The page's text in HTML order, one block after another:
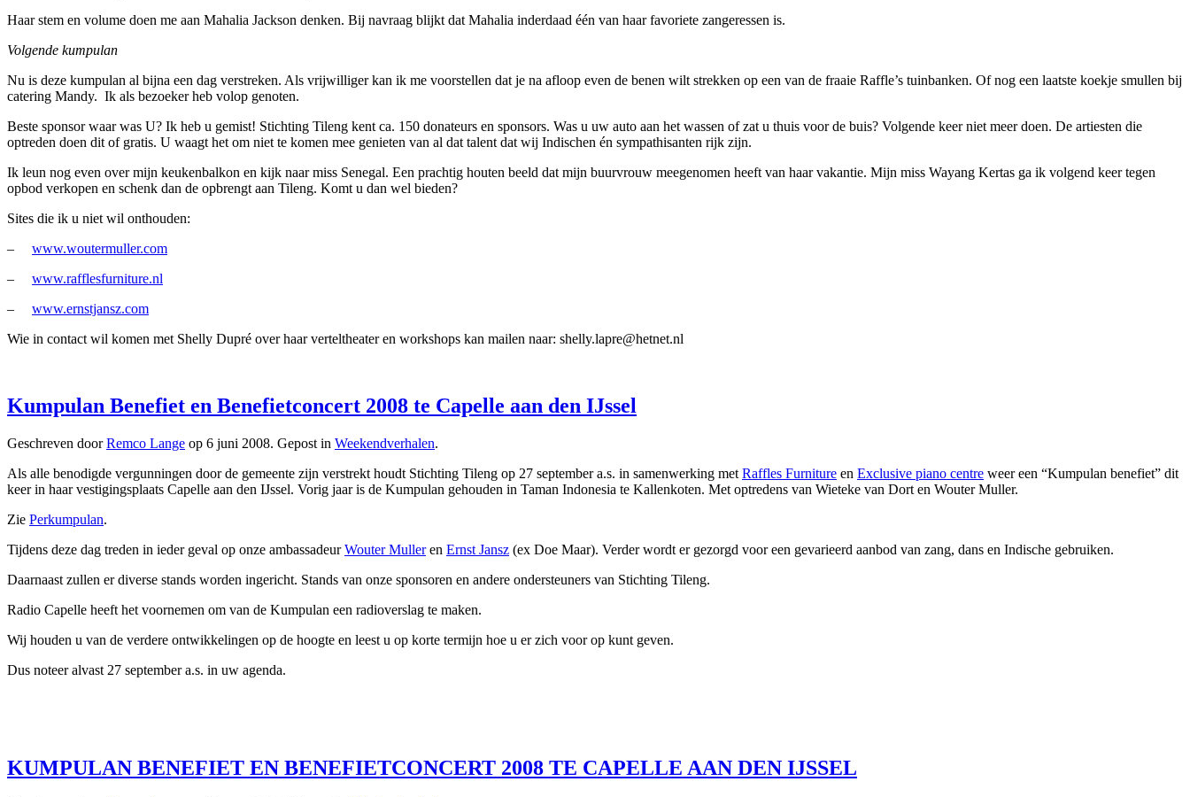
Haar stem en volume doen me aan Mahalia Jackson denken. Bij navraag blijkt dat Mahalia inderdaad één van haar favoriete zangeressen is.
Volgende kumpulan
Nu is deze kumpulan al bijna een dag verstreken. Als vrijwilliger kan ik me voorstellen dat je na afloop even de benen wilt strekken op een van de fraaie Raffle’s tuinbanken. Of nog een laatste koekje smullen bij
catering Mandy. Ik als bezoeker heb volop genoten.
Beste sponsor waar was U? Ik heb u gemist! Stichting Tileng kent ca. 150 donateurs en sponsors. Was u uw auto aan het wassen of zat u thuis voor de buis? Volgende keer niet meer doen. De artiesten die
optreden doen dit of gratis. U waagt het om niet te komen mee genieten van al dat talent dat wij Indischen én sympathisanten rijk zijn.
Ik leun nog even over mijn keukenbalkon en kijk naar miss Senegal. Een prachtig houten beeld dat mijn buurvrouw meegenomen heeft van haar vakantie. Mijn miss Wayang Kertas ga ik volgend keer tegen
opbod verkopen en schenk dan de opbrengt aan Tileng. Komt u dan wel bieden?
Sites die ik u niet wil onthouden:
– www.woutermuller.com
– www.rafflesfurniture.nl
– www.ernstjansz.com
Wie in contact wil komen met Shelly Dupré over haar verteltheater en workshops kan mailen naar: shelly.lapre@hetnet.nl
Kumpulan Benefiet en Benefietconcert 2008 te Capelle aan den IJssel
Geschreven doorRemco Lange op 6 juni 2008. Gepost in Weekendverhalen.
Als alle benodigde vergunningen door de gemeente zijn verstrekt houdt Stichting Tileng op 27 september a.s. in samenwerking met Raffles Furniture en Exclusive piano centre weer een “Kumpulan benefiet” dit
keer in haar vestigingsplaats Capelle aan den IJssel. Vorig jaar is de Kumpulan gehouden in Taman Indonesia te Kallenkoten. Met optredens van Wieteke van Dort en Wouter Muller.
Zie Perkumpulan.
Tijdens deze dag treden in ieder geval op onze ambassadeurWouter Mulleren Ernst Jansz (ex Doe Maar). Verder wordt er gezorgd voor een gevarieerd aanbod van zang, dans en Indische gebruiken.
Daarnaast zullen er diverse stands worden ingericht. Stands van onze sponsoren en andere ondersteuners van Stichting Tileng.
Radio Capelle heeft het voornemen om van de Kumpulan een radioverslag te maken.
Wij houden u van de verdere ontwikkelingen op de hoogte en leest u op korte termijn hoe u er zich voor op kunt geven.
Dus noteer alvast 27 september a.s. in uw agenda.
KUMPULAN BENEFIET EN BENEFIETCONCERT 2008 TE CAPELLE AAN DEN IJSSEL